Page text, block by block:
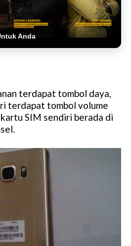
Anda
terdapat tombol daya,
terdapat tombol volume
SIM sendiri berada di